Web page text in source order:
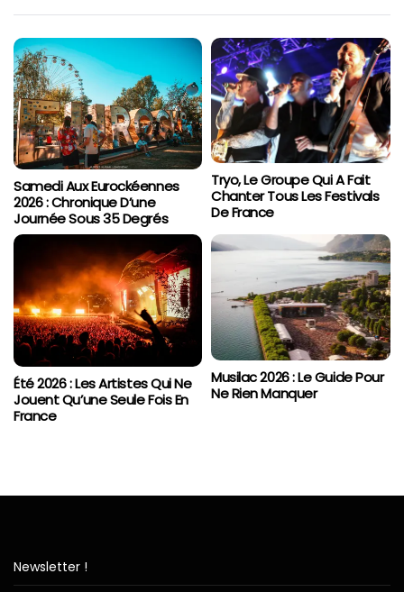
Samedi Aux Eurockéennes
2026 : Chronique D’une
Journée Sous 35 Degrés
Tryo, Le Groupe Qui A Fait
Chanter Tous Les Festivals
De France
Été 2026 : Les Artistes Qui Ne
Jouent Qu’une Seule Fois En
France
Musilac 2026 : Le Guide Pour
Ne Rien Manquer
Newsletter !